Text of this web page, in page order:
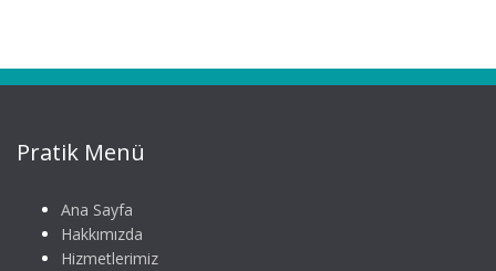
Pratik Menü
Ana Sayfa
Hakkımızda
Hizmetlerimiz